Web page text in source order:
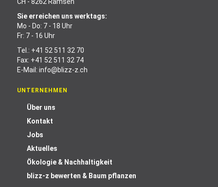
Sie erreichen uns werktags:
Mo - Do: 7 - 18 Uhr
Fr: 7 - 16 Uhr
Tel.: +41 52 511 32 70
Fax: +41 52 511 32 74
E-Mail: info@blizz-z.ch
UNTERNEHMEN
Über uns
Kontakt
Jobs
Aktuelles
Ökologie & Nachhaltigkeit
blizz-z bewerten & Baum pflanzen